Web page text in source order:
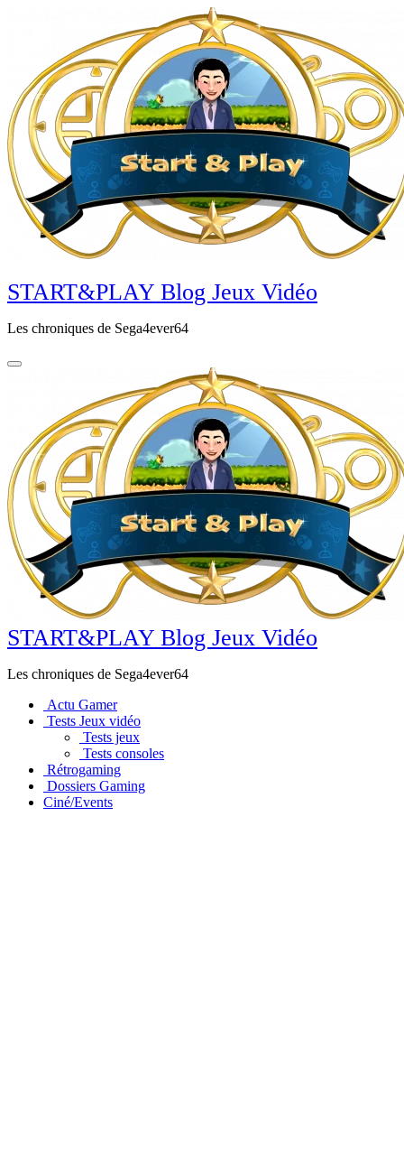
principal
START&PLAY Blog Jeux Vidéo
Les chroniques de Sega4ever64
START&PLAY Blog Jeux Vidéo
Les chroniques de Sega4ever64
Actu Gamer
Tests Jeux vidéo
Tests jeux
Tests consoles
Rétrogaming
Dossiers Gaming
Ciné/Events